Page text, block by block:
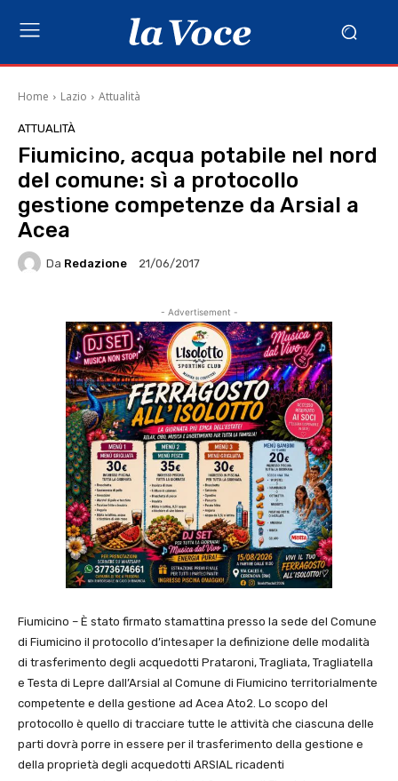
Home Lazio Attualità
ATTUALITÀ
Fiumicino, acqua potabile nel nord
del comune: sì a protocollo
gestione competenze da Arsial a
Acea
Da Redazione 21/06/2017
- Advertisement -
Fiumicino – È stato firmato stamattina presso la sede del Comune
di Fiumicino il protocollo d’intesaper la definizione delle modalità
di trasferimento degli acquedotti Prataroni, Tragliata, Tragliatella
e Testa di Lepre dall’Arsial al Comune di Fiumicino territorialmente
competente e della gestione ad Acea Ato2. Lo scopo del
protocollo è quello di tracciare tutte le attività che ciascuna delle
parti dovrà porre in essere per il trasferimento della gestione e
della proprietà degli acquedotti ARSIAL ricadenti